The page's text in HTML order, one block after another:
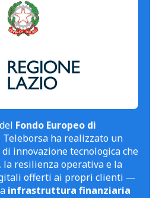
Fondo Europeo di
Teleborsa ha realizzato un
innovazione tecnologica che
la resilienza operativa e la
offerti ai propri clienti —
infrastruttura finanziaria